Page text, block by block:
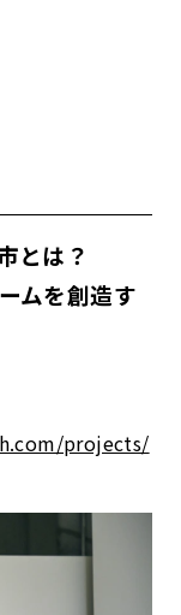
とは？
ムを創造す
projects/